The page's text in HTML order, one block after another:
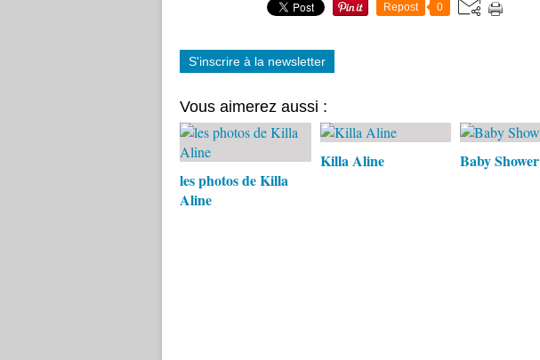
Repost 0
S'inscrire à la newsletter
Vous aimerez aussi :
les photos de Killa
Aline
Killa Aline Baby Shower